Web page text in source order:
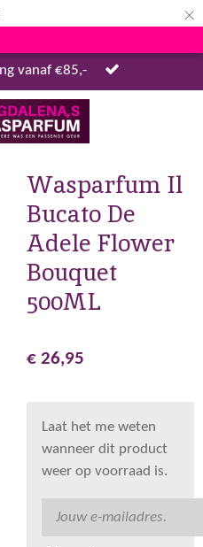
×
vanaf €85,-
Wasparfum Il
Bucato De
Adele Flower
Bouquet
500ML
€ 26,95
Laat het me weten
wanneer dit product
weer op voorraad is.